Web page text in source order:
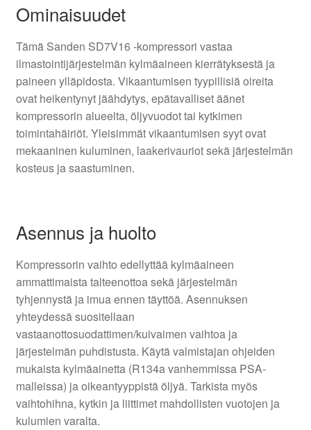
Ominaisuudet
Tämä Sanden SD7V16 -kompressori vastaa
ilmastointijärjestelmän kylmäaineen kierrätyksestä ja
paineen ylläpidosta. Vikaantumisen tyypillisiä oireita
ovat heikentynyt jäähdytys, epätavalliset äänet
kompressorin alueelta, öljyvuodot tai kytkimen
toimintahäiriöt. Yleisimmät vikaantumisen syyt ovat
mekaaninen kuluminen, laakerivauriot sekä järjestelmän
kosteus ja saastuminen.
Asennus ja huolto
Kompressorin vaihto edellyttää kylmäaineen
ammattimaista talteenottoa sekä järjestelmän
tyhjennystä ja imua ennen täyttöä. Asennuksen
yhteydessä suositellaan
vastaanottosuodattimen/kuivaimen vaihtoa ja
järjestelmän puhdistusta. Käytä valmistajan ohjeiden
mukaista kylmäainetta (R134a vanhemmissa PSA-
malleissa) ja oikeantyyppistä öljyä. Tarkista myös
vaihtohihna, kytkin ja liittimet mahdollisten vuotojen ja
kulumien varalta.